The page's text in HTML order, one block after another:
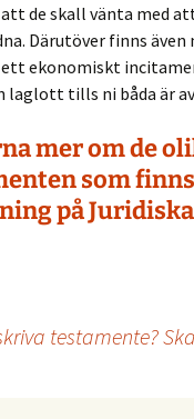
de skall vänta med
Därutöver finns
ekonomiskt
laglott tills ni båda är
mer om de
som
på
testamente?